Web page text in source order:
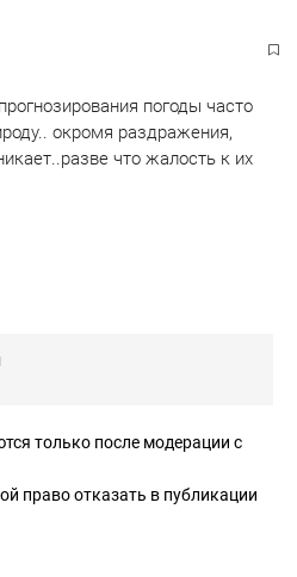
погоды часто
окромя раздражения,
что жалость к их
только после модерации с
право отказать в публикации